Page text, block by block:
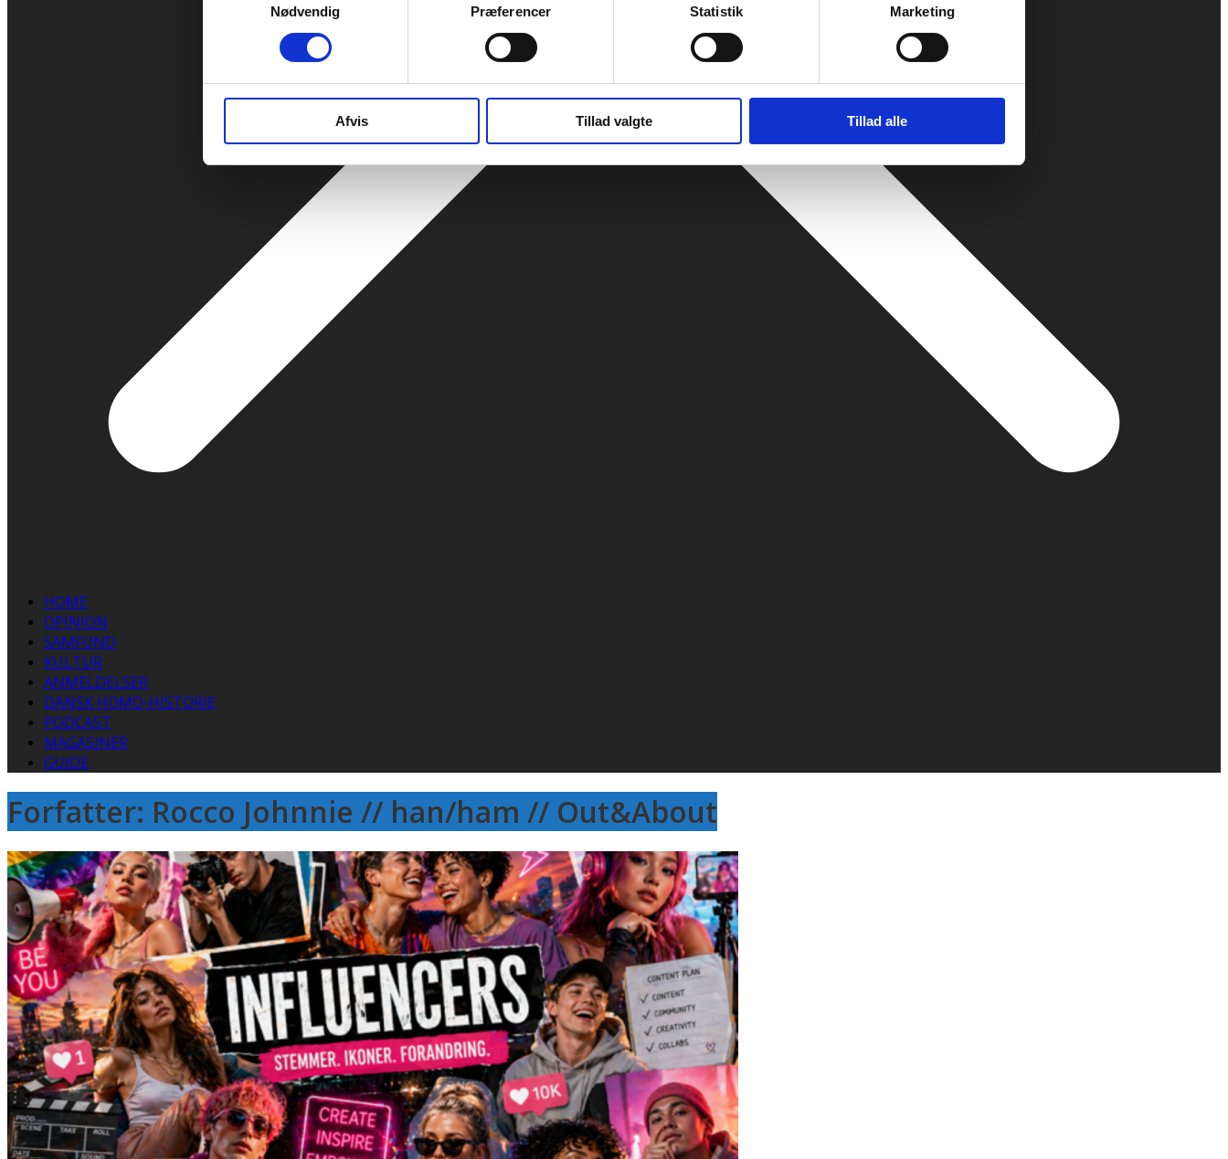
Nødvendig
Præferencer Statistik Marketing
Afvis Tillad valgte Tillad alle
HOME
OPINION
SAMFUND
KULTUR
ANMELDELSER
DANSK HOMO-HISTORIE
PODCAST
MAGASINER
GUIDE
Forfatter: Rocco Johnnie // han/ham // Out&About